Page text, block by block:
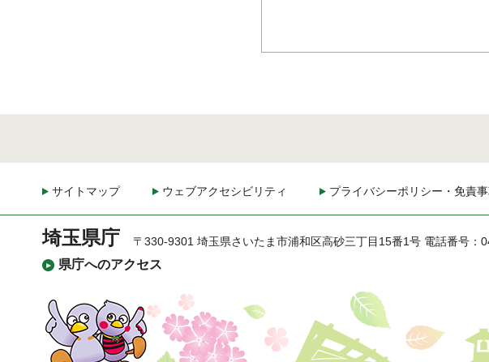
サイトマップ ウェブアクセシビリティ プライバシーポリシー・免責
埼玉県庁
県庁へのアクセス
〒330-9301 埼玉県さいたま市浦和区高砂三丁目15番1号 電話番号：